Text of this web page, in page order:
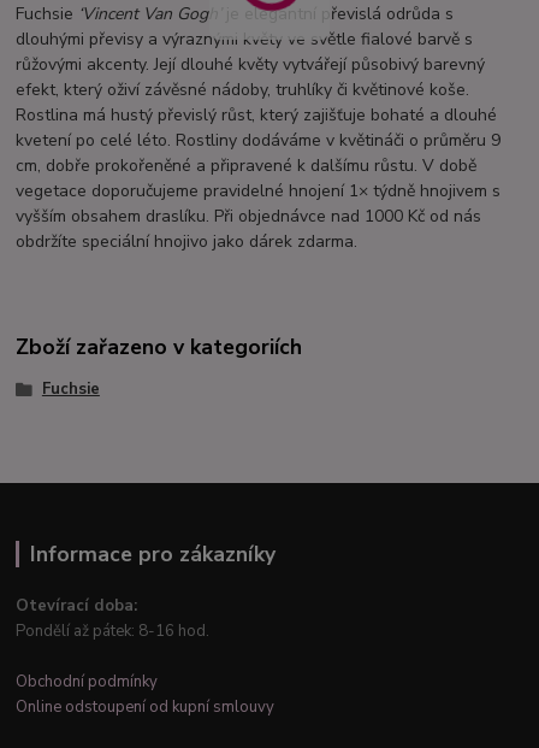
Fuchsie ‘Vincent Van Gogh’
je elegantní převislá odrůda s
dlouhými převisy a výraznými květy ve světle fialové barvě s
růžovými akcenty. Její dlouhé květy vytvářejí působivý barevný
efekt, který oživí závěsné nádoby, truhlíky či květinové koše.
Rostlina má hustý převislý růst, který zajišťuje bohaté a dlouhé
kvetení po celé léto. Rostliny dodáváme v květináči o průměru 9
cm, dobře prokořeněné a připravené k dalšímu růstu. V době
vegetace doporučujeme pravidelné hnojení 1× týdně hnojivem s
vyšším obsahem draslíku. Při objednávce nad 1000 Kč od nás
obdržíte speciální hnojivo jako dárek zdarma.
Zboží zařazeno v kategoriích
Fuchsie
Informace pro zákazníky
Otevírací doba:
Pondělí až pátek: 8-16 hod.
Obchodní podmínky
Online odstoupení od kupní smlouvy